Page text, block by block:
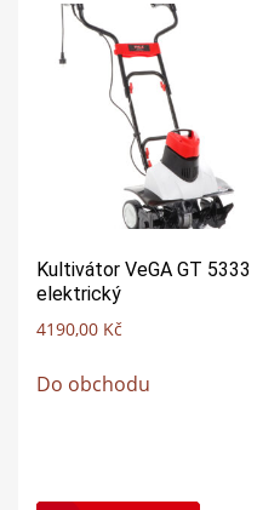
Kultivátor VeGA GT 5333
elektrický
4190,00 Kč
Do obchodu